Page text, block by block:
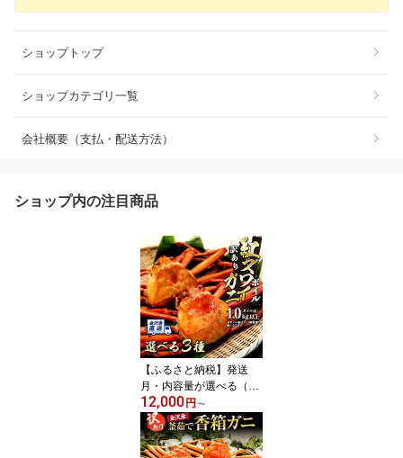
ショップトップ
ショップカテゴリ一覧
会社概要（支払・配送方法）
ショップ内の注目商品
【ふるさと納税】発送
月・内容量が選べる（20
26年10月～2027年3月発
送）【訳あり】金沢港よ
り直送！ボイル紅ズワイ
ガニ セット 紅ずわいが
12,000円 ～